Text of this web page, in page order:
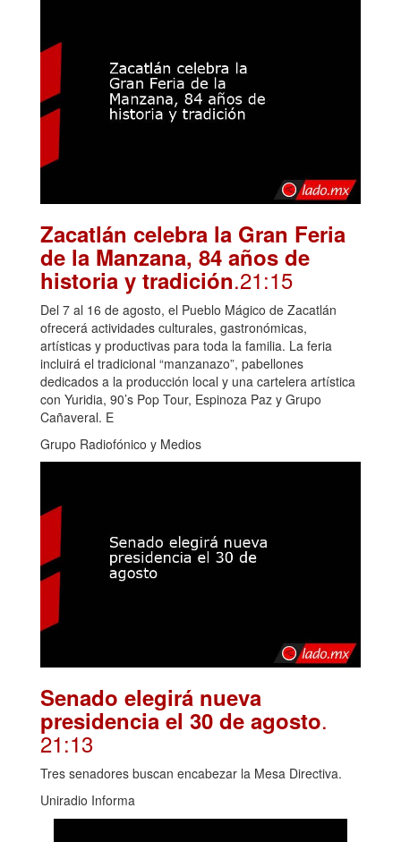
Zacatlán celebra la Gran Feria
de la Manzana, 84 años de
historia y tradición.21:15
Del 7 al 16 de agosto, el Pueblo Mágico de Zacatlán
ofrecerá actividades culturales, gastronómicas,
artísticas y productivas para toda la familia. La feria
incluirá el tradicional “manzanazo”, pabellones
dedicados a la producción local y una cartelera artística
con Yuridia, 90’s Pop Tour, Espinoza Paz y Grupo
Cañaveral. E
Grupo Radiofónico y Medios
Senado elegirá nueva
presidencia el 30 de agosto.
21:13
Tres senadores buscan encabezar la Mesa Directiva.
Uniradio Informa